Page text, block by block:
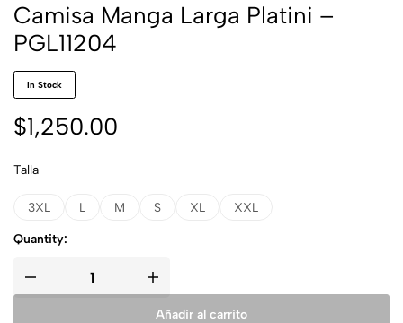
Camisa Manga Larga Platini –
PGL11204
In Stock
$1,250.00
Talla
3XL L M S XL XXL
Quantity:
Añadir al carrito